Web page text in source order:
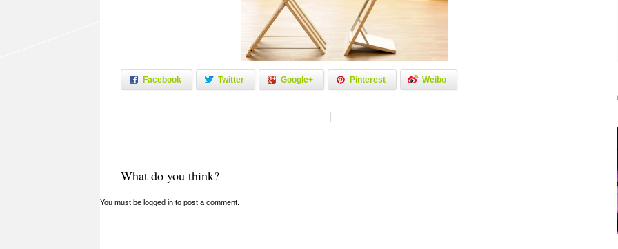
Facebook Twitter Google+ Pinterest Weibo
What do you think?
You must be logged into post a comment.